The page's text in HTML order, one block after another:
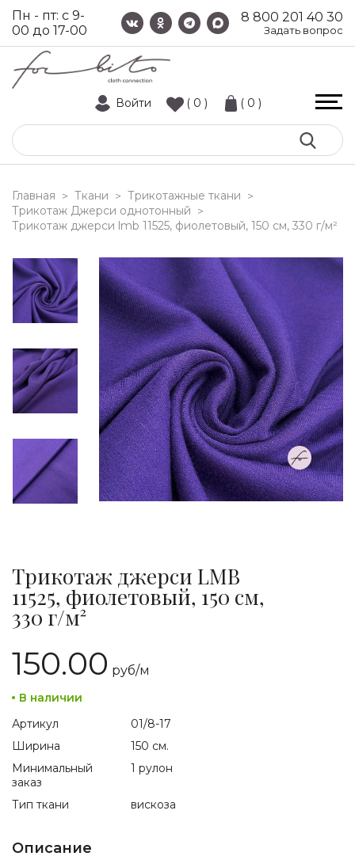
8 800 201 40 30
Задать вопрос
Пн - пт: с 9-
00 до 17-00
Войти ( 0 ) ( 0 )
Главная > Ткани > Трикотажные ткани >
Трикотаж Джерси однотонный >
трикотаж джерси lmb 11525, фиолетовый, 150 см, 330 г/м²
Трикотаж джерси LMB
11525, фиолетовый, 150 см,
330 г/м²
150.00 руб/м
В наличии
Артикул
01/8-17
Ширина
150 см.
Минимальный
заказ
1 рулон
Тип ткани вискоза
Описание